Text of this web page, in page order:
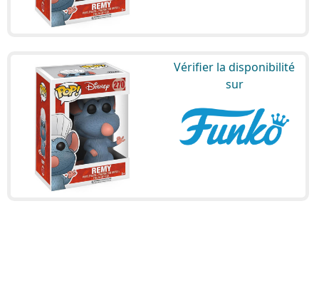
Vérifier la disponibilité
sur